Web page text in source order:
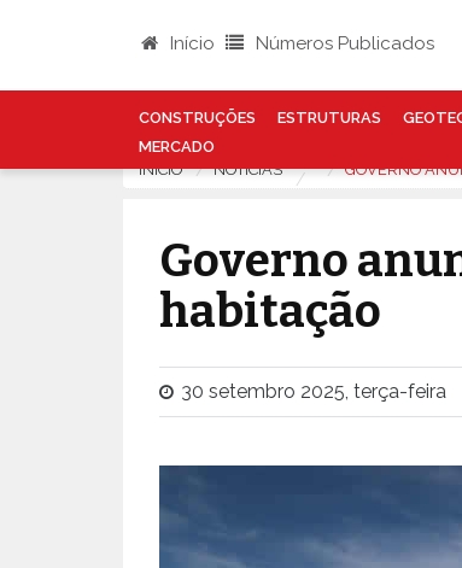
Início Números Publicados
CONSTRUÇÕES ESTRUTURAS
MERCADO
INÍCIO NOTÍCIAS GOVERNO
Governo
habitação
30 setembro 2025, terça-feira